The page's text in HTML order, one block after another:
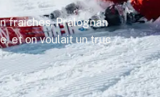
fraiches, Pralognan
et on voulait un truc